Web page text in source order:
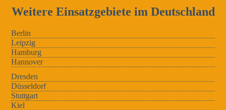
Weitere Einsatzgebiete im Deutschland
Berlin
Leipzig
Hamburg
Hannover
Dresden
Düsseldorf
Stuttgart
Kiel